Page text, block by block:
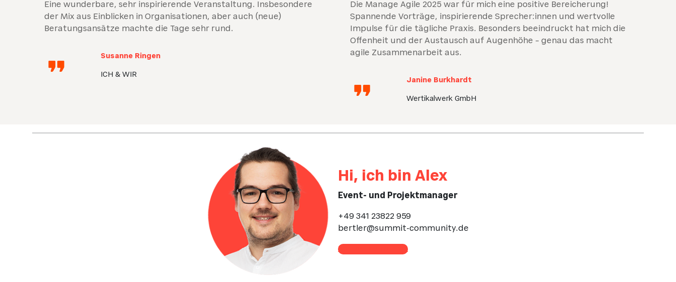
Eine wunderbare, sehr inspirierende Veranstaltung. Insbesondere
der Mix aus Einblicken in Organisationen, aber auch (neue)
Beratungsansätze machte die Tage sehr rund.
Susanne Ringen
ICH & WIR
Die Manage Agile 2025 war für mich eine positive Bereicherung!
Spannende Vorträge, inspirierende Sprecher:innen und wertvolle
Impulse für die tägliche Praxis. Besonders beeindruckt hat mich die
Offenheit und der Austausch auf Augenhöhe – genau das macht
agile Zusammenarbeit aus.
Janine Burkhardt
Wertikalwerk GmbH
Hi, ich bin Alex
Event- und Projektmanager
+49 341 23822 959
bertler@summit-community.de
Kontakt aufnehmen